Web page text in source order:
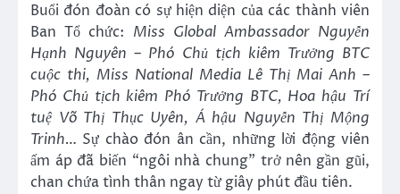
Buổi đón đoàn có sự hiện diện của các thành viên
Ban Tổ chức: Miss Global Ambassador Nguyễn
Hạnh Nguyên – Phó Chủ tịch kiêm Trưởng BTC
cuộc thi, Miss National Media Lê Thị Mai Anh –
Phó Chủ tịch kiêm Phó Trưởng BTC, Hoa hậu Trí
tuệ Võ Thị Thục Uyên, Á hậu Nguyễn Thị Mộng
Trinh… Sự chào đón ân cần, những lời động viên
ấm áp đã biến “ngôi nhà chung” trở nên gần gũi,
chan chứa tình thân ngay từ giây phút đầu tiên.